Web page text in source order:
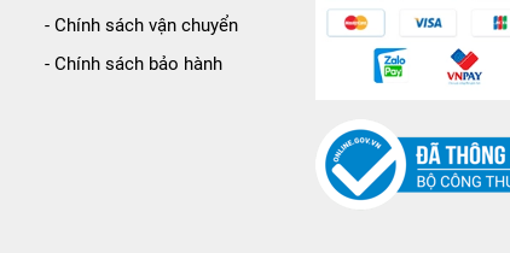
- Chính sách vận chuyển
- Chính sách bảo hành